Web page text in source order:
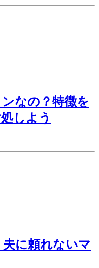
なの？特徴を
しよう
に頼れないマ